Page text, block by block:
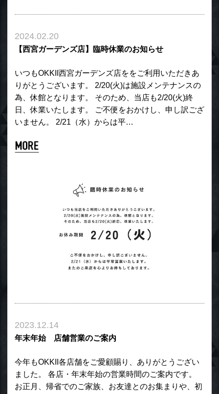
2024.02.20
【西宮ガーデンズ店】臨時休業のお知らせ
いつもOKKII西宮ガーデンズ店ををご利用いただきあ
りがとうございます。 2/20(火)は施設メンテナンスの
為、休館となります。 そのため、当店も2/20(火)終
日、休業いたします。 ご不便をおかけし、申し訳ござ
いません。 2/21（水）からは平…
2023.12.14
年末年始 店舗営業のご案内
今年もOKKII各店舗をご愛顧賜り、ありがとうござい
ました。 各店・年末年始の営業時間のご案内です。
お正月、帰省でのご家族、お友達とのお集まりや、初